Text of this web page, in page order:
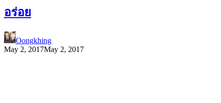
อร่อย
Oongkhing
May 2, 2017May 2, 2017